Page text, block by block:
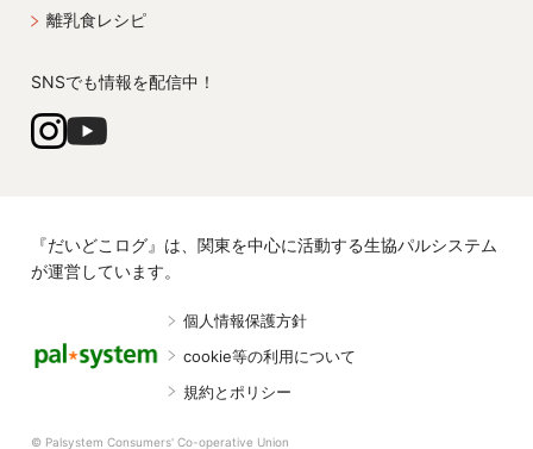
離乳食レシピ
SNSでも情報を配信中！
『だいどこログ』は、関東を中心に活動する生協パルシステム
が運営しています。
個人情報保護方針
cookie等の利用について
規約とポリシー
© Palsystem Consumers' Co-operative Union